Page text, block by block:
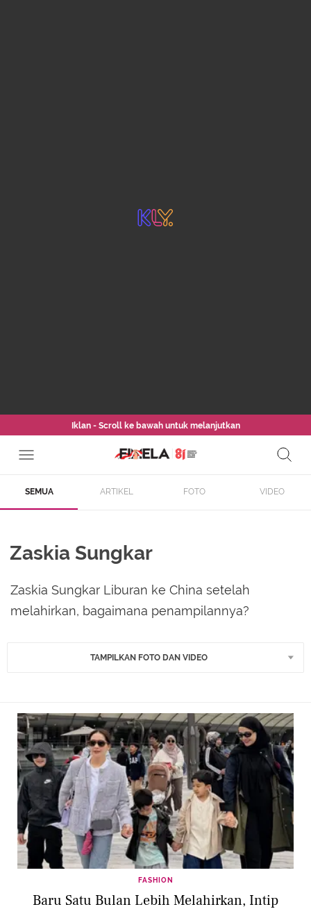
Iklan - Scroll ke bawah untuk melanjutkan
SEMUA ARTIKEL FOTO VIDEO
Zaskia Sungkar
Zaskia Sungkar Liburan ke China setelah
melahirkan, bagaimana penampilannya?
TAMPILKAN FOTO DAN VIDEO
FASHION
Baru Satu Bulan Lebih Melahirkan, Intip